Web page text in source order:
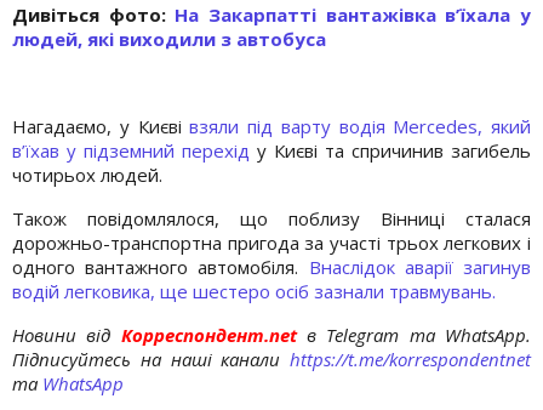
Дивіться фото: На Закарпатті вантажівка в’їхала у
людей, які виходили з автобуса
Нагадаємо, у Києвівзяли під варту водія Mercedes, який
в’їхав у підземний перехід у Києві та спричинив загибель
чотирьох людей.
Також повідомлялося, що поблизу Вінниці сталася
дорожньо-транспортна пригода за участі трьох легкових і
одного вантажного автомобіля. Внаслідок аварії загинув
водій легковика, ще шестеро осіб зазнали травмувань.
Новини від Корреспондент.netв Telegram та WhatsApp.
Підписуйтесь на наші канали https://t.me/korrespondentnet
та WhatsApp